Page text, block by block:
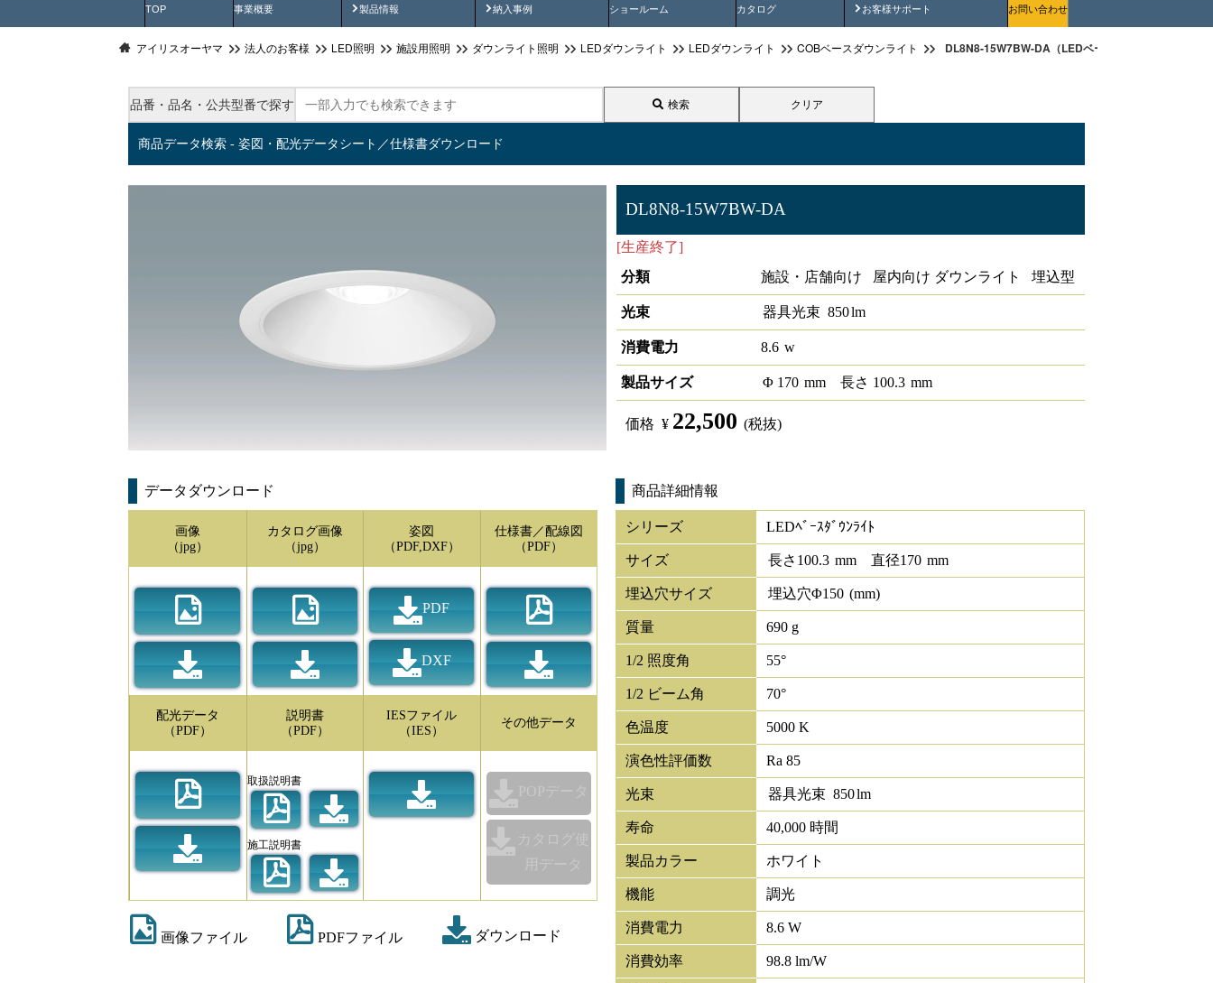
TOP 事業概要 製品情報
製品動画 納入事例
納入事例動画 ショールーム カタログ お客様サポート
安全にご使用いただくためにお問い合わせ
アイリスオーヤマ 法人のお客様 LED照明 施設用照明 ダウンライト照明 LEDダウンライト LEDダウンライト COBベースダウンライト DL8N8-15W7BW-DA（LEDベースダウンライトφ150
品番・品名・公共型番で探す 検索 クリア
商品データ検索 - 姿図・配光データシート／仕様書ダウンロード
DL8N8-15W7BW-DA
[生産終了]
分類
施設・店舗向け 屋内向け ダウンライト 埋込型
光束 器具光束 850lm
消費電力 8.6 w
製品サイズ Φ 170 mm 長さ 100.3 mm
価格 ¥ 22,500 (税抜)
データダウンロード
画像
（jpg）
カタログ画像
（jpg）
姿図
（PDF,DXF）
PDF
DXF
仕様書／配線図
（PDF）
配光データ
（PDF）
説明書
（PDF）
取扱説明書
施工説明書
IESファイル
（IES）
その他データ
POPデータ
カタログ使
用データ
画像ファイル PDFファイル ダウンロード
商品詳細情報
シリーズ LEDﾍﾞｰｽﾀﾞｳﾝﾗｲﾄ
サイズ 長さ 100.3 mm 直径170 mm
埋込穴サイズ 埋込穴Φ150 (mm)
質量 690 g
1/2 照度角 55°
1/2 ビーム角 70°
色温度 5000 K
演色性評価数 Ra 85
光束 器具光束 850lm
寿命 40,000 時間
製品カラー ホワイト
機能 調光
消費電力 8.6 W
消費効率 98.8 lm/W